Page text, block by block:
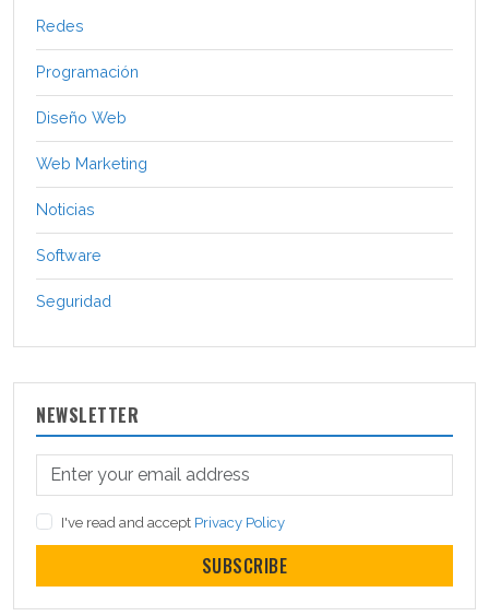
Redes
Programación
Diseño Web
Web Marketing
Noticias
Software
Seguridad
NEWSLETTER
I've read and accept Privacy Policy
SUBSCRIBE